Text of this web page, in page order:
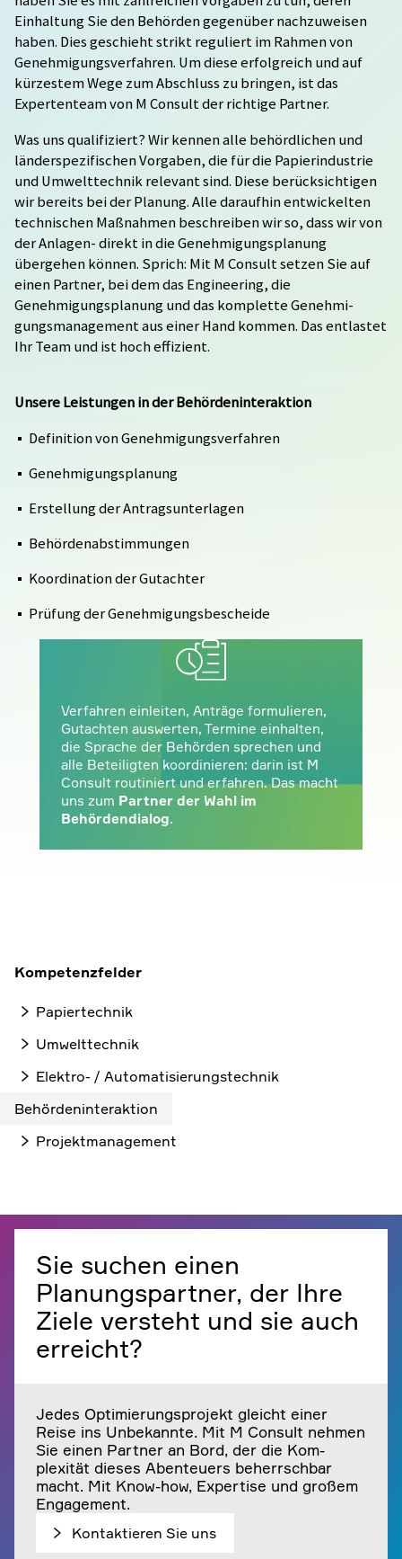
Einhaltung Sie den Behörden gegenüber nachzuweisen
haben. Dies geschieht strikt reguliert im Rahmen von
Genehmigungsverfahren. Um diese erfolgreich und auf
kürzestem Wege zum Abschluss zu bringen, ist das
Expertenteam von M Consult der richtige Partner.
Was uns qualifiziert? Wir kennen alle behördlichen und
länderspezifischen Vorgaben, die für die Papierindustrie
und Umwelttechnik relevant sind. Diese berücksichtigen
wir bereits bei der Planung. Alle daraufhin entwickelten
technischen Maßnahmen beschreiben wir so, dass wir von
der Anlagen- direkt in die Genehmigungsplanung
übergehen können. Sprich: Mit M Consult setzen Sie auf
einen Partner, bei dem das Engineering, die
Genehmigungsplanung und das komplette Genehmi­
gungsmanagement aus einer Hand kommen. Das entlastet
Ihr Team und ist hoch effizient.
Unsere Leistungen in der Behördeninteraktion
Definition von Genehmigungsverfahren
Genehmigungsplanung
Erstellung der Antragsunterlagen
Behördenabstimmungen
Koordination der Gutachter
Prüfung der Genehmigungsbescheide
Verfahren einleiten, Anträge formulieren,
Gutachten auswerten, Termine einhalten,
die Sprache der Behörden sprechen und
alle Beteiligten koordinieren: darin ist M
Consult routiniert und erfahren. Das macht
uns zum Partner der Wahl im
Behördendialog.
Kompetenzfelder
Papiertechnik
Umwelttechnik
Elektro- / Automatisierungstechnik
Behördeninteraktion
Projektmanagement
Sie suchen einen
Planungspartner, der Ihre
Ziele versteht und sie auch
erreicht?
Jedes Optimierungsprojekt gleicht einer
Reise ins Unbekannte. Mit M Consult nehmen
Sie einen Partner an Bord, der die Kom­
plexität dieses Abenteuers beherrschbar
macht. Mit Know-how, Expertise und großem
Engagement.
Kontaktieren Sie uns
Innovationen
Behördliche Auflagen
Studien
Engineering
Projektsteuerung
Elektro- /
Behördeninteraktion